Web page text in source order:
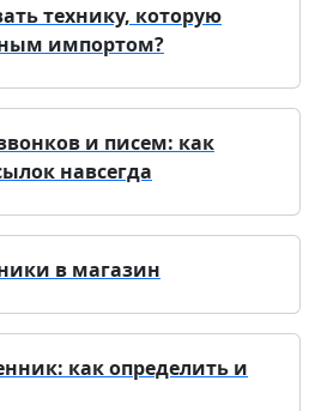
технику, которую
импортом?
и писем: как
навсегда
в магазин
как определить и